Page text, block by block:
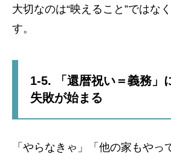
大切なのは“映えること”ではな
す。
1-5. 「還暦祝い＝義務」
失敗が始まる
「やらなきゃ」「他の家もやっ